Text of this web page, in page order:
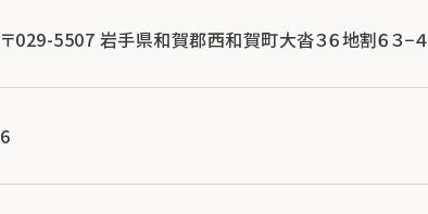
〒029-5507 岩手県和賀郡西和賀町大沓３６地割６３−４
6